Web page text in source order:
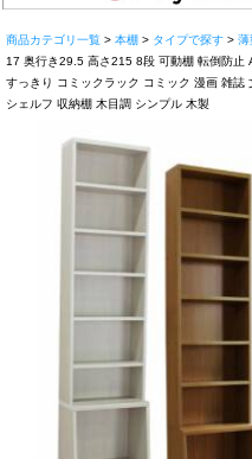
商品カテゴリ一覧 > 本棚 > タイプで探す > 薄
17 奥行き29.5 高さ215 8段 可動棚 転倒防止
すっきり コミックラック コミック 漫画 雑誌
シェルフ 収納棚 木目調 シンプル 木製